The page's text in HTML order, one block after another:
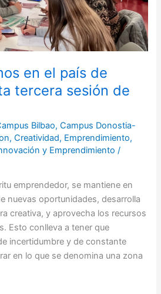
en el país de
tercera sesión de
Bilbao,Campus Donostia-
,Creatividad, Emprendimiento,
y Emprendimiento/
emprendedor, se mantiene en
nuevas oportunidades, desarrolla
creativa, y aprovecha los recursos
Esto conlleva a tener que
incertidumbre y de constante
en lo que se denomina una zona